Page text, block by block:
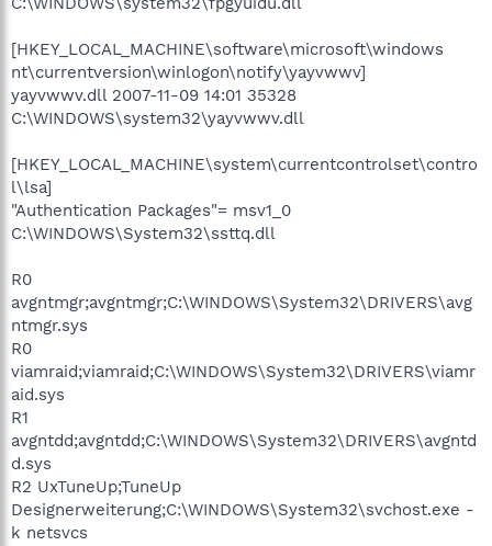
[HKEY_LOCAL_MACHINE\software\microsoft\windows
nt\currentversion\winlogon\notify\yayvwwv]
yayvwwv.dll 2007-11-09 14:01 35328
C:\WINDOWS\system32\yayvwwv.dll
[HKEY_LOCAL_MACHINE\system\currentcontrolset\contro
l\lsa]
"Authentication Packages"= msv1_0
C:\WINDOWS\System32\ssttq.dll
R0
avgntmgr;avgntmgr;C:\WINDOWS\System32\DRIVERS\avg
ntmgr.sys
R0
viamraid;viamraid;C:\WINDOWS\System32\DRIVERS\viamr
aid.sys
R1
avgntdd;avgntdd;C:\WINDOWS\System32\DRIVERS\avgntd
d.sys
R2 UxTuneUp;TuneUp
Designerweiterung;C:\WINDOWS\System32\svchost.exe -
k netsvcs